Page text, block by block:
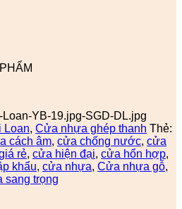
YB-19.jpg-SGD-DL.jpg
Loan, Cửa nhựa ghép thanh Thẻ:
cách âm, cửa chống nước, cửa
rẻ, cửa hiện đại, cửa hổn hợp,
khẩu, cửa nhựa, Cửa nhựa gỗ,
sang trọng